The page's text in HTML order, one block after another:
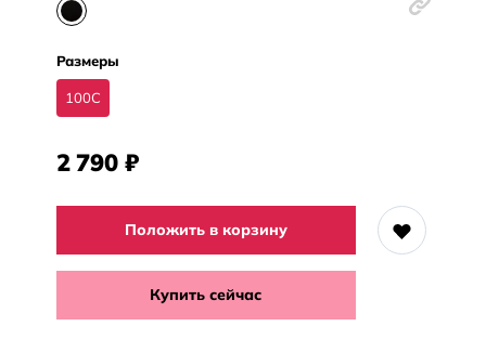
Размеры
100C
2 790 ₽
Положить в корзину
Купить сейчас